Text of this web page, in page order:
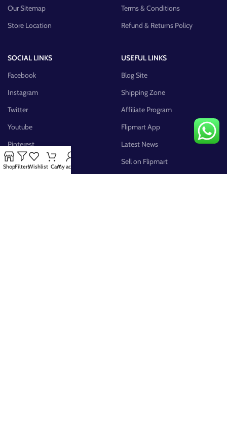
Our Sitemap
Store Location
Terms & Conditions
Refund & Returns Policy
SOCIAL LINKS
Facebook
Instagram
Twitter
Youtube
Pinterest
FB Group
USEFUL LINKS
Blog Site
Shipping Zone
Affiliate Program
Flipmart App
Latest News
Sell on Flipmart
ShopFiltersWishlist CartMy account